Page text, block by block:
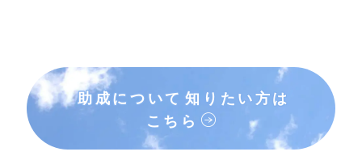
助成について 知りたい方は
こちら